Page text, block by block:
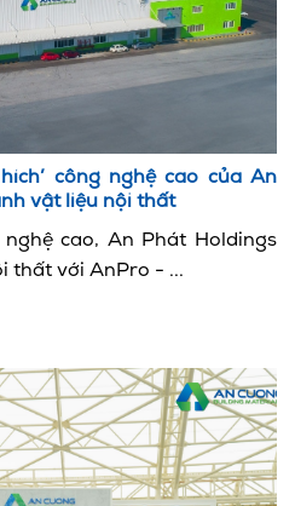
công nghệ cao của An
vật liệu nội thất
cao, An Phát Holdings
thất với AnPro - ...